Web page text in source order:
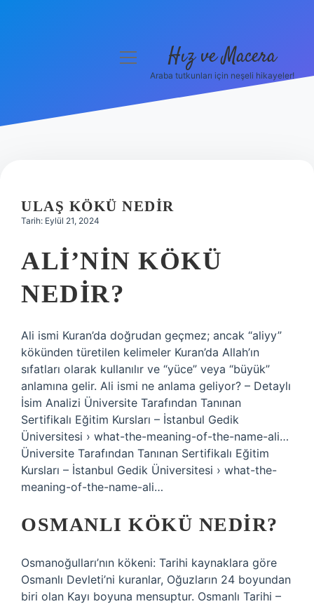
Hakkımızda
menüyü
Hız ve Macera
Araba tutkunları için neşeli hikayeler!
ULAŞ KÖKÜ NEDIR
Tarih: Eylül 21, 2024
ALI’NIN KÖKÜ
NEDIR?
Ali ismi Kuran’da doğrudan geçmez; ancak “aliyy”
kökünden türetilen kelimeler Kuran’da Allah’ın
sıfatları olarak kullanılır ve “yüce” veya “büyük”
anlamına gelir. Ali ismi ne anlama geliyor? – Detaylı
İsim Analizi Üniversite Tarafından Tanınan
Sertifikalı Eğitim Kursları – İstanbul Gedik
Üniversitesi › what-the-meaning-of-the-name-ali…
Üniversite Tarafından Tanınan Sertifikalı Eğitim
Kursları – İstanbul Gedik Üniversitesi › what-the-
meaning-of-the-name-ali…
OSMANLI KÖKÜ NEDIR?
Osmanoğulları’nın kökeni: Tarihi kaynaklara göre
Osmanlı Devleti’ni kuranlar, Oğuzların 24 boyundan
biri olan Kayı boyuna mensuptur. Osmanlı Tarihi –